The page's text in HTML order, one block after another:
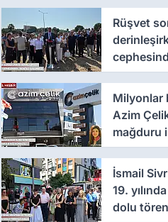
Rüşvet
'montaj'
Milyonlar
Azim
mağduru
konuştu
İsmail
19.
dolu